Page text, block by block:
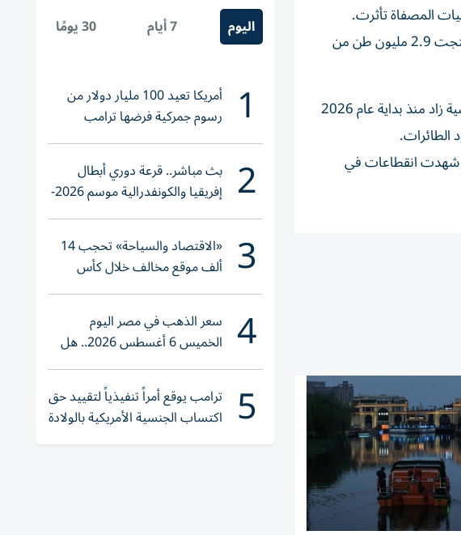
المصفاة تأثرت.
وتشير أحدث البيانات إلى أن المحطة، التي تعد الأكبر في منطقة موسكو، كررت 11.6 مليون طن من ​النفط وأنتجت 2.9 مليون طن ‌من
وتشير بيانات ⁠رسمية ووسائل للتواصل الاجتماعي إلى أن عدد الهجمات بالطائرات المسيرة على ​المصافي ‌الروسية زاد منذ بداية عام ‌2026
الطائرات.
شهدت انقطاعات في
اليوم 7 أيام 30 يومًا
1 أمريكا تعيد 100 مليار دولار من
رسوم جمركية فرضها ترامب
2 بث مباشر.. قرعة دوري أبطال
إفريقيا والكونفدرالية موسم 2026-
2027
3 «الاقتصاد والسياحة» تحجب 14
ألف موقع مخالف خلال كأس
العالم 2026
4 سعر الذهب في مصر اليوم
الخميس 6 أغسطس 2026.. هل
تنوي الشراء؟
5 ترامب يوقع أمراً تنفيذياً لتقييد حق
اكتساب الجنسية الأمريكية بالولادة